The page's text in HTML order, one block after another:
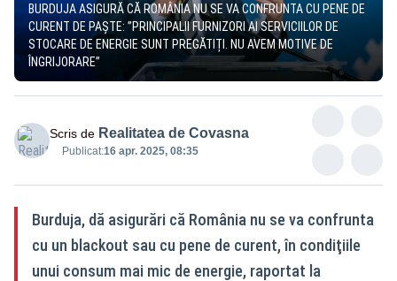
BURDUJA ASIGURĂ CĂ ROMÂNIA NU SE VA CONFRUNTA CU PENE DE
CURENT DE PAȘTE: ”PRINCIPALII FURNIZORI AI SERVICIILOR DE
STOCARE DE ENERGIE SUNT PREGĂTIȚI. NU AVEM MOTIVE DE
ÎNGRIJORARE”
Scris de Realitatea de Covasna
Publicat:16 apr. 2025, 08:35
Burduja, dă asigurări că România nu se va confrunta
cu un blackout sau cu pene de curent, în condiţiile
unui consum mai mic de energie, raportat la